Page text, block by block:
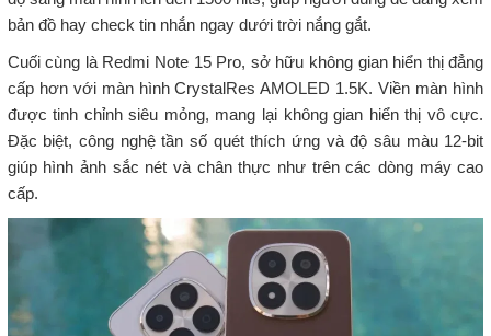
bản đồ hay check tin nhắn ngay dưới trời nắng gắt.
Cuối cùng là Redmi Note 15 Pro, sở hữu không gian hiển thị đẳng
cấp hơn với màn hình CrystalRes AMOLED 1.5K. Viền màn hình
được tinh chỉnh siêu mỏng, mang lại không gian hiển thị vô cực.
Đặc biệt, công nghệ tần số quét thích ứng và độ sâu màu 12-bit
giúp hình ảnh sắc nét và chân thực như trên các dòng máy cao
cấp.